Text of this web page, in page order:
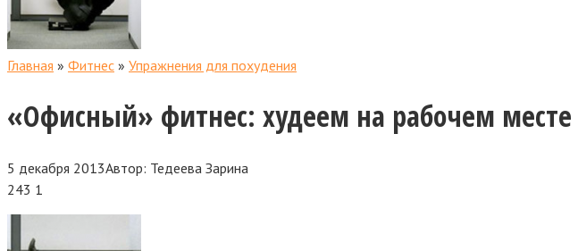
Главная » Фитнес » Упражнения для похудения
«Офисный» фитнес: худеем на рабочем месте
5 декабря 2013Автор: Тедеева Зарина
243 1